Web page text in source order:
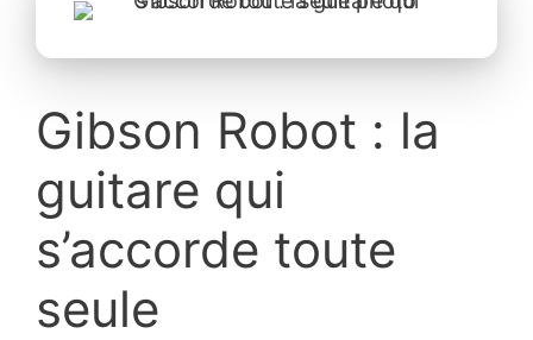
Gibson Robot : la
guitare qui
s’accorde toute
seule